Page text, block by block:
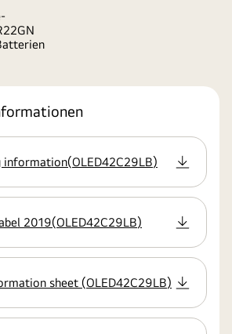
information(OLED42C29LB)
2019(OLED42C29LB)
sheet (OLED42C29LB)